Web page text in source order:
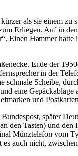
als sie einem zu
Erliegen. Auf in
. Einen Hammer hatte
Ende der
in der
Scheibe,
eine
und
später
den Tasten) und
Münztelefon vom
auch nicht,